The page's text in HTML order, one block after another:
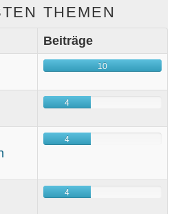
THEMEN
Beiträge
10
4
4
4